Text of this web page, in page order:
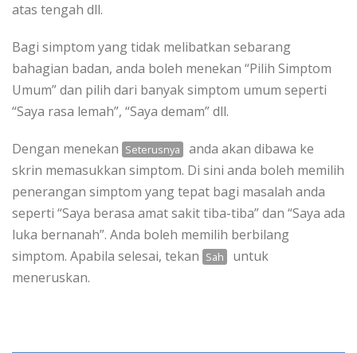
atas tengah dll.
Bagi simptom yang tidak melibatkan sebarang
bahagian badan, anda boleh menekan “Pilih Simptom
Umum” dan pilih dari banyak simptom umum seperti
“Saya rasa lemah”, “Saya demam” dll.
Dengan menekan Seterusnya
anda akan dibawa ke
skrin memasukkan simptom. Di sini anda boleh memilih
penerangan simptom yang tepat bagi masalah anda
seperti “Saya berasa amat sakit tiba-tiba” dan “Saya ada
luka bernanah”. Anda boleh memilih berbilang
simptom. Apabila selesai, tekan Sah
untuk
meneruskan.